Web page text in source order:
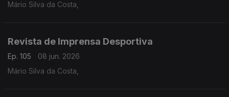
Mário Silva da Costa,
Revista de Imprensa Desportiva
Ep. 105
08 jun. 2026
Mário Silva da Costa,